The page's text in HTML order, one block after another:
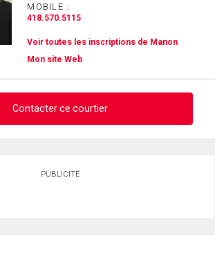
MOBILE :
418.570.5115
Voir toutes les inscriptions de Manon
Mon site Web
Contacter ce courtier
PUBLICITÉ